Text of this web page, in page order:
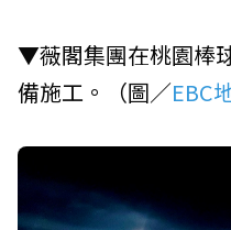
▼薇閣集團在桃園棒
備施工。（圖／EBC